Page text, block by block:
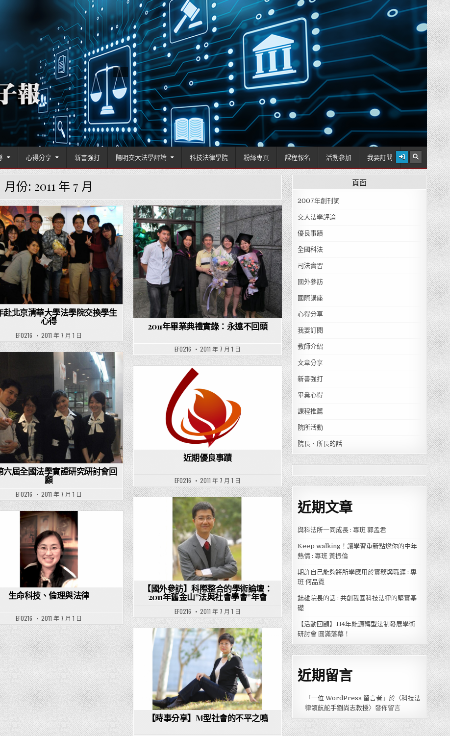
2026 年 8 月 8 日
國立陽明交通大學科技法律學院
心得分享 新書強打 陽明交大法學評論 科技法律學院 粉絲專頁 課程報名 活動參加 我要訂閱
月份: 2011 年 7 月
Posted in
赴北京清華大學法學院交換學生
心得
EF0216 2011 年 7 月 1 日
Posted in
2011年畢業典禮實錄：永遠不回頭
EF0216 2011 年 7 月 1 日
六屆全國法學實證研究研討會回
顧
EF0216 2011 年 7 月 1 日
Posted in
近期優良事蹟
EF0216 2011 年 7 月 1 日
Posted in
【國外參訪】科際整合的學術論壇：
2011年舊金山”法與社會學會”年會
EF0216 2011 年 7 月 1 日
Posted in
生命科技、倫理與法律
EF0216 2011 年 7 月 1 日
Posted in
【時事分享】M型社會的不平之鳴
頁面
2007年創刊詞
交大法學評論
優良事蹟
全國科法
司法實習
國外參訪
國際講座
心得分享
我要訂閱
教師介紹
文章分享
新書強打
畢業心得
課程推薦
院所活動
院長、所長的話
近期文章
與科法所一同成長 : 專班 郭孟君
Keep walking！讓學習重新點燃你的中年
熱情 : 專班 黃振倫
期許自己能夠將所學應用於實務與職涯 : 專
班 何品霓
鋕雄院長的話 : 共創我國科技法律的堅實基
礎
【活動回顧】114年能源轉型法制發展學術
研討會 圓滿落幕！
近期留言
「一位 WordPress 留言者 」於〈科技法
律領航舵手劉尚志教授〉發佈留言